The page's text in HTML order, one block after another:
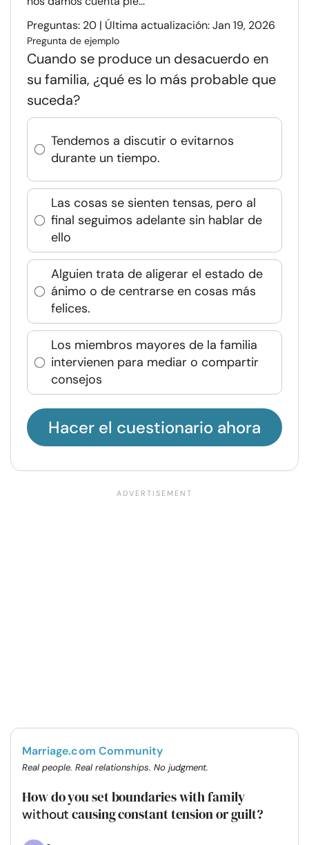
Preguntas: 20 | Última actualización: Jan 19, 2026
Pregunta de ejemplo
Cuando se produce un desacuerdo en
su familia, ¿qué es lo más probable que
suceda?
Tendemos a discutir o evitarnos
durante un tiempo.
Las cosas se sienten tensas, pero al
final seguimos adelante sin hablar de
ello
Alguien trata de aligerar el estado de
ánimo o de centrarse en cosas más
felices.
Los miembros mayores de la familia
intervienen para mediar o compartir
consejos
Hacer el cuestionario ahora
Marriage.com Community
Real people. Real relationships. No judgment.
How do you set boundaries with family
without causing constant tension or guilt?